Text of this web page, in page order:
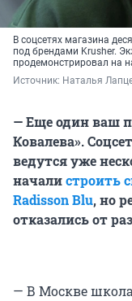
В соцсетях магазина
под брендами Krusher.
продемонстрировал на
Источник: Наталья
— Еще один ваш
Ковалева».
ведутся уже
началистроить
Radisson Blu, но
отказались от
— В Москве